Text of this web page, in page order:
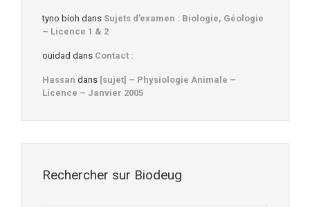
tyno bioh dans Sujets d’examen : Biologie, Géologie
– Licence 1 & 2
ouidad dans Contact :
Hassan dans [sujet] – Physiologie Animale –
Licence – Janvier 2005
Rechercher sur Biodeug